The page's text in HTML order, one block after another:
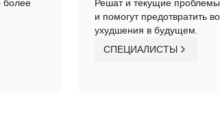
более
Решат и текущие проблемы
и помогут предотвратить
ухудшения в будущем.
СПЕЦИАЛИСТЫ